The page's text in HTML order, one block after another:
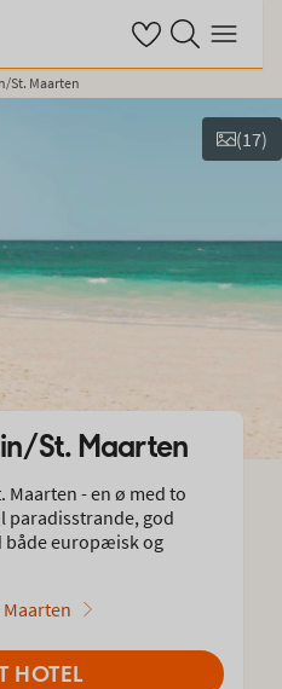
Se dine gemte
Søg på spies.dk
Menu
St. Maarten
(17)
St. Maarten
- en ø med to
paradisstrande, god
både europæisk og
HOTEL